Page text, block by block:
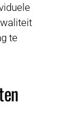
te